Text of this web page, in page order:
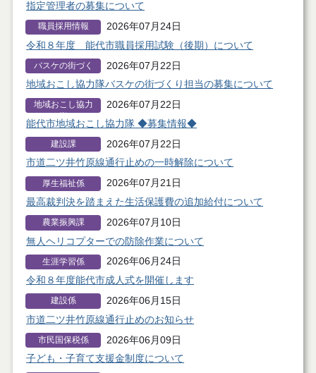
指定管理者の募集について
職員採用情報
2026年07月24日
令和８年度 能代市職員採用試験（後期）について
バスケの街づく
り推進担当
2026年07月22日
地域おこし協力隊バスケの街づくり担当の募集について
地域おこし協力
隊
2026年07月22日
能代市地域おこし協力隊 ◆募集情報◆
建設課
2026年07月22日
市道二ツ井竹原線通行止めの一時解除について
厚生福祉係
2026年07月21日
最高裁判決を踏まえた生活保護費の追加給付について
農業振興課
2026年07月10日
無人ヘリコプターでの防除作業について
生涯学習係
2026年06月24日
令和８年度能代市成人式を開催します
建設係
2026年06月15日
市道二ツ井竹原線通行止めのお知らせ
市民国保税係
2026年06月09日
子ども・子育て支援金制度について